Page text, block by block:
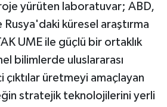
yürüten laboratuvar; ABD,
Rusya'daki küresel araştırma
UME ile güçlü bir ortaklık
bilimlerde uluslararası
üretmeyi amaçlayan
stratejik teknolojilerini yerli